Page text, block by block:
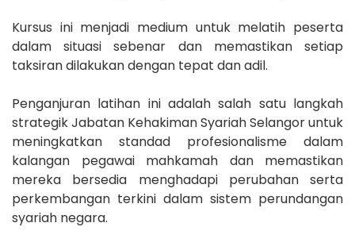
Kursus ini menjadi medium untuk melatih peserta
dalam situasi sebenar dan memastikan setiap
taksiran dilakukan dengan tepat dan adil.
Penganjuran latihan ini adalah salah satu langkah
strategik Jabatan Kehakiman Syariah Selangor untuk
meningkatkan standad profesionalisme dalam
kalangan pegawai mahkamah dan memastikan
mereka bersedia menghadapi perubahan serta
perkembangan terkini dalam sistem perundangan
syariah negara.